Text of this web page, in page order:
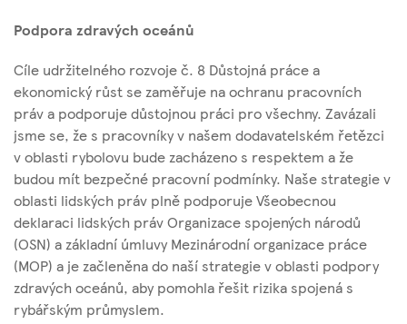
Podpora zdravých oceánů
Cíle udržitelného rozvoje č. 8 Důstojná práce a
ekonomický růst se zaměřuje na ochranu pracovních
práv a podporuje důstojnou práci pro všechny. Zavázali
jsme se, že s pracovníky v našem dodavatelském řetězci
v oblasti rybolovu bude zacházeno s respektem a že
budou mít bezpečné pracovní podmínky. Naše strategie v
oblasti lidských práv plně podporuje Všeobecnou
deklaraci lidských práv Organizace spojených národů
(OSN) a základní úmluvy Mezinárodní organizace práce
(MOP) a je začleněna do naší strategie v oblasti podpory
zdravých oceánů, aby pomohla řešit rizika spojená s
rybářským průmyslem.